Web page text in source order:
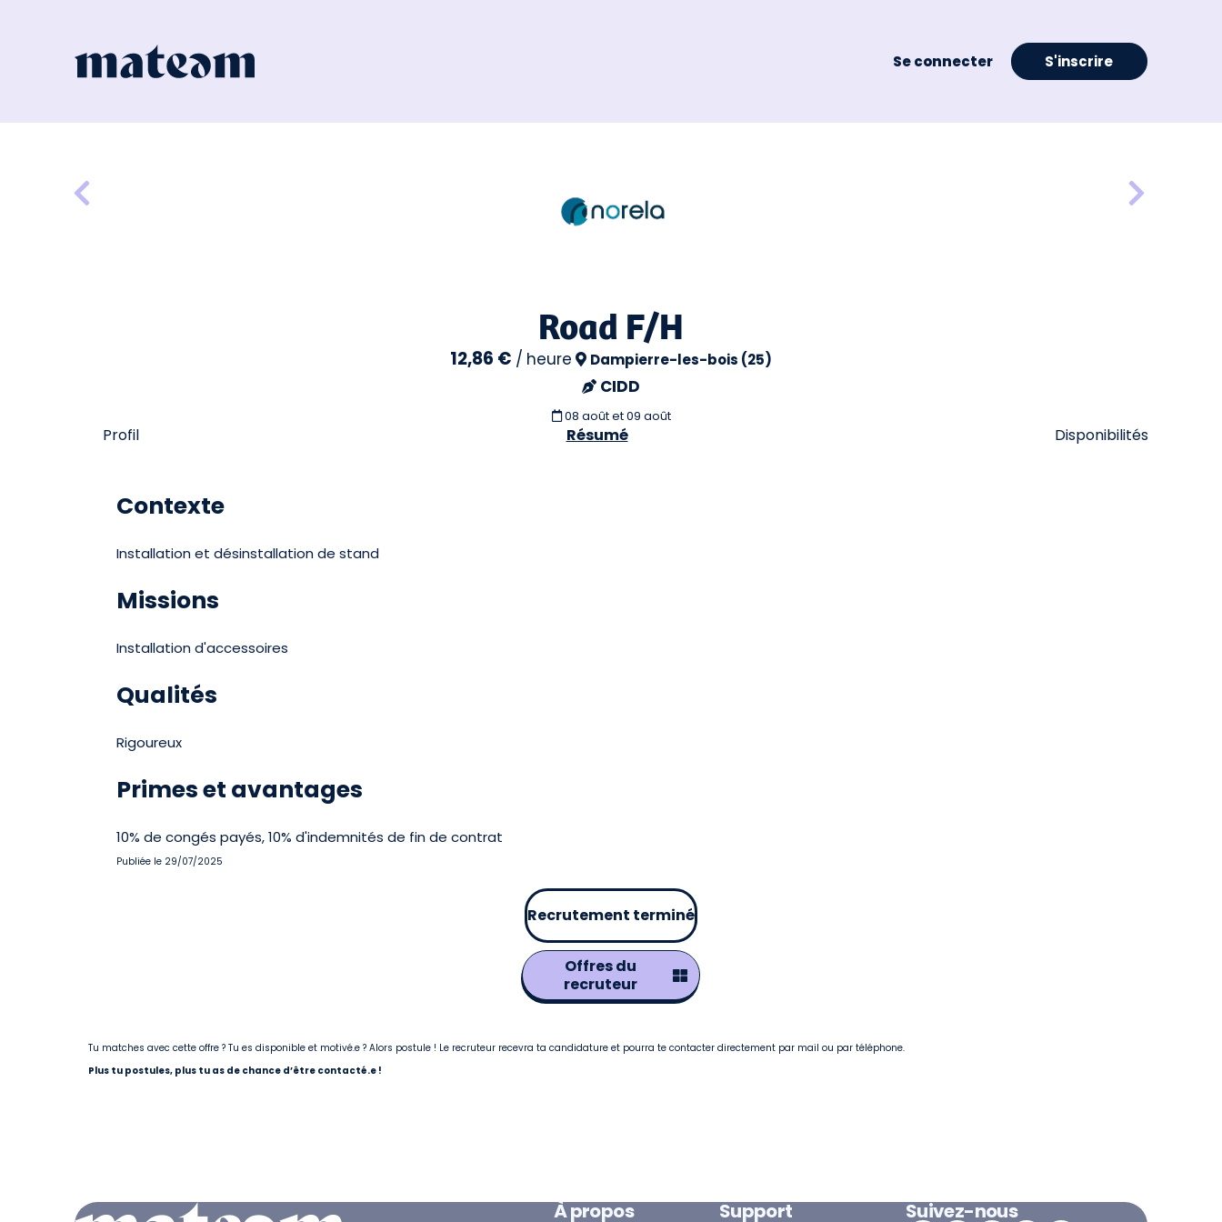
Se connecter S'inscrire
Road F/H
12,86 € / heure Dampierre-les-bois (25)
CIDD
08 août et 09 août
Profil Résumé Disponibilités
Contexte
Installation et désinstallation de stand
Missions
Installation d'accessoires
Qualités
Rigoureux
Primes et avantages
10% de congés payés, 10% d'indemnités de fin de contrat
Publiée le 29/07/2025
Recrutement terminé
Offres du
recruteur
Tu matches avec cette offre ? Tu es disponible et motivé.e ? Alors postule ! Le recruteur recevra ta candidature et pourra te contacter directement par mail ou par téléphone.
Plus tu postules, plus tu as de chance d’être contacté.e !
À propos Support Suivez-nous